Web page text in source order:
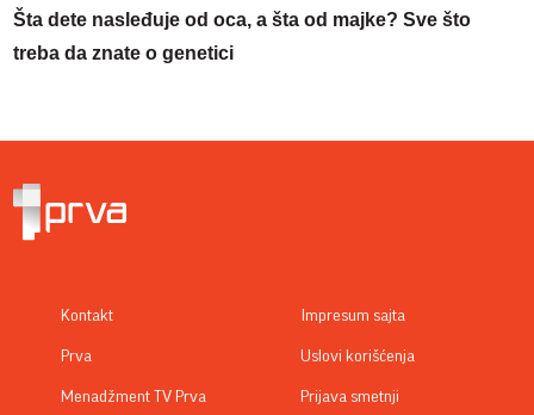
Šta dete nasleđuje od oca, a šta od majke? Sve što
treba da znate o genetici
Kontakt
Prva
Menadžment TV Prva
Impresum sajta
Uslovi korišćenja
Prijava smetnji